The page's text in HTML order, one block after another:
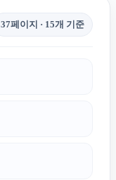
37페이지 · 15개 기준